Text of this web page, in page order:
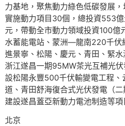
力基地，聚焦動力綠色低碳發展
實施動力項目30個，總投資553
元，帶動全市動力領域投資100億
水蓄能電站、蒙洲—龍南220千伏
進景寧、松陽、慶元、青田、緊
浙江遂昌一期95MW茶光互補光
設松陽永豐500千伏輸變電工程
道、青田舒海復合式光伏發電（
建設遂昌蓋亞新動力電池制造等項
北京